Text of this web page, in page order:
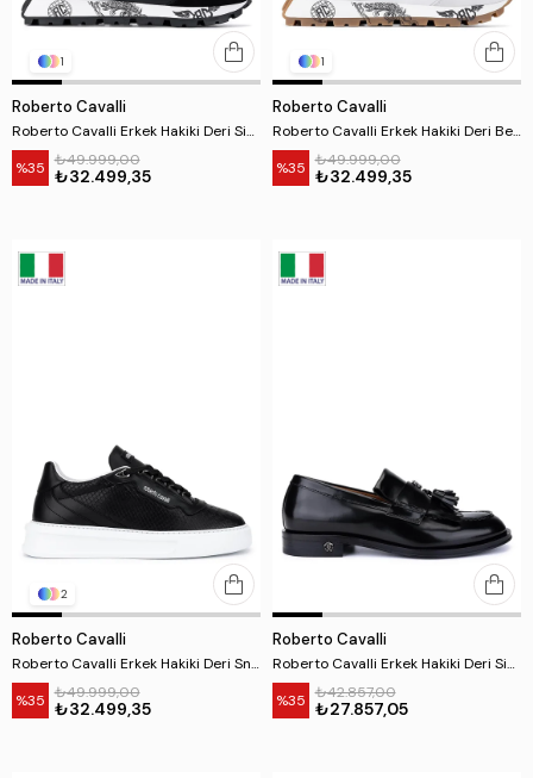
1
Roberto Cavalli
Roberto Cavalli Erkek Hakiki Deri Siyah Sneakers & Spor Ayakkabı
%35 ₺32.499,35
₺49.999,00
1
Roberto Cavalli
Roberto Cavalli Erkek Hakiki Deri Beyaz Sneakers & Spor Ayakkabı
%35 ₺32.499,35
₺49.999,00
2
Roberto Cavalli
Roberto Cavalli Erkek Hakiki Deri Sneakers & Spor Ayakkabı
%35 ₺32.499,35
₺49.999,00
Roberto Cavalli
Roberto Cavalli Erkek Hakiki Deri Siyah Loafer Ayakkabı
%35 ₺27.857,05
₺42.857,00